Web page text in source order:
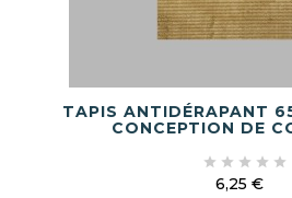
TAPIS ANTIDÉRAPANT
CONCEPTION DE
    
6,25 €